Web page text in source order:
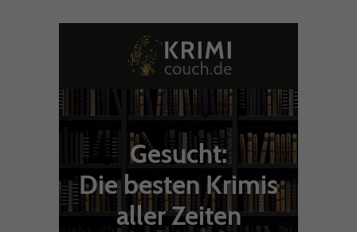
Gesucht:
Die besten Krimis
aller Zeiten